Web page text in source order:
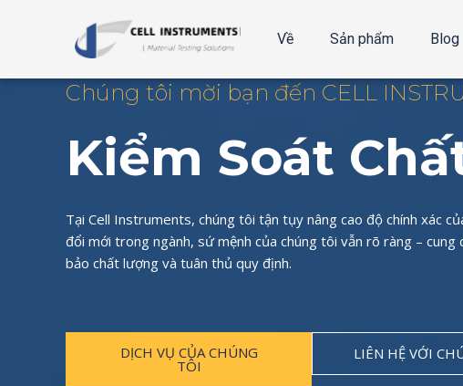
dung
Về Sản phẩm Blog
Chúng tôi mời bạn đến CELL
Kiểm Soát
Tại Cell Instruments, chúng tôi tận tụy nâng cao độ chính xác
đổi mới trong ngành, sứ mệnh của chúng tôi vẫn rõ ràng – cung
bảo chất lượng và tuân thủ quy định.
DỊCH VỤ CỦA CHÚNG
TÔI
LIÊN HỆ VỚI